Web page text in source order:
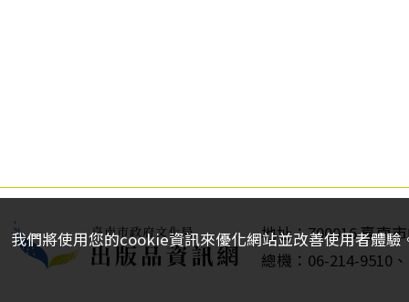
地址：700016 臺南
總機：06-214-9510
我們將使用您的cookie資訊來優化網站並改善使用者體